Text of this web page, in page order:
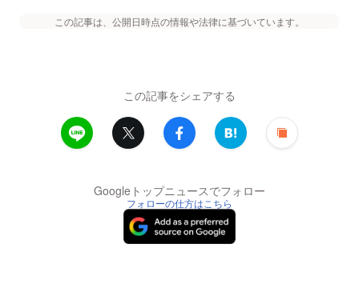
この記事は、公開日時点の情報や法律に基づいています。
この記事をシェアする
Googleトップニュースでフォロー
フォローの仕方はこちら